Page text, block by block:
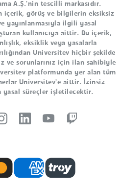
A.Ş.'nin tescilli markasıdır.
içerik, görüş ve bilgilerin eksiksiz
yayınlanmasıyla ilgili yasal
kullanıcıya aittir. Bu içerik,
eksiklik veya yasalarla
Universitev hiçbir şekilde
ve sorunlarınız için ilan sahibiyle
platformunda yer alan tüm
Universitev'e aittir. İzinsiz
yasal süreçler işletilecektir.